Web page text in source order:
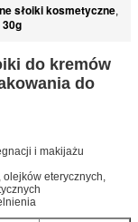
słoiki kosmetyczne,
do kremów
do
i makijażu
olejków eterycznych,